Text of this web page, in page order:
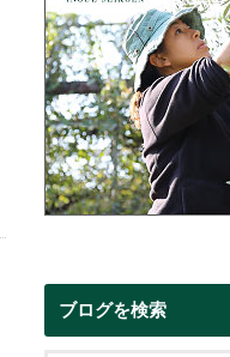
ブログを検索